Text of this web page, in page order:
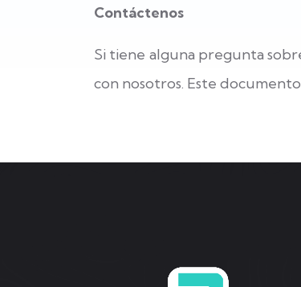
Contáctenos
Si tiene alguna pregunta
con nosotros. Este